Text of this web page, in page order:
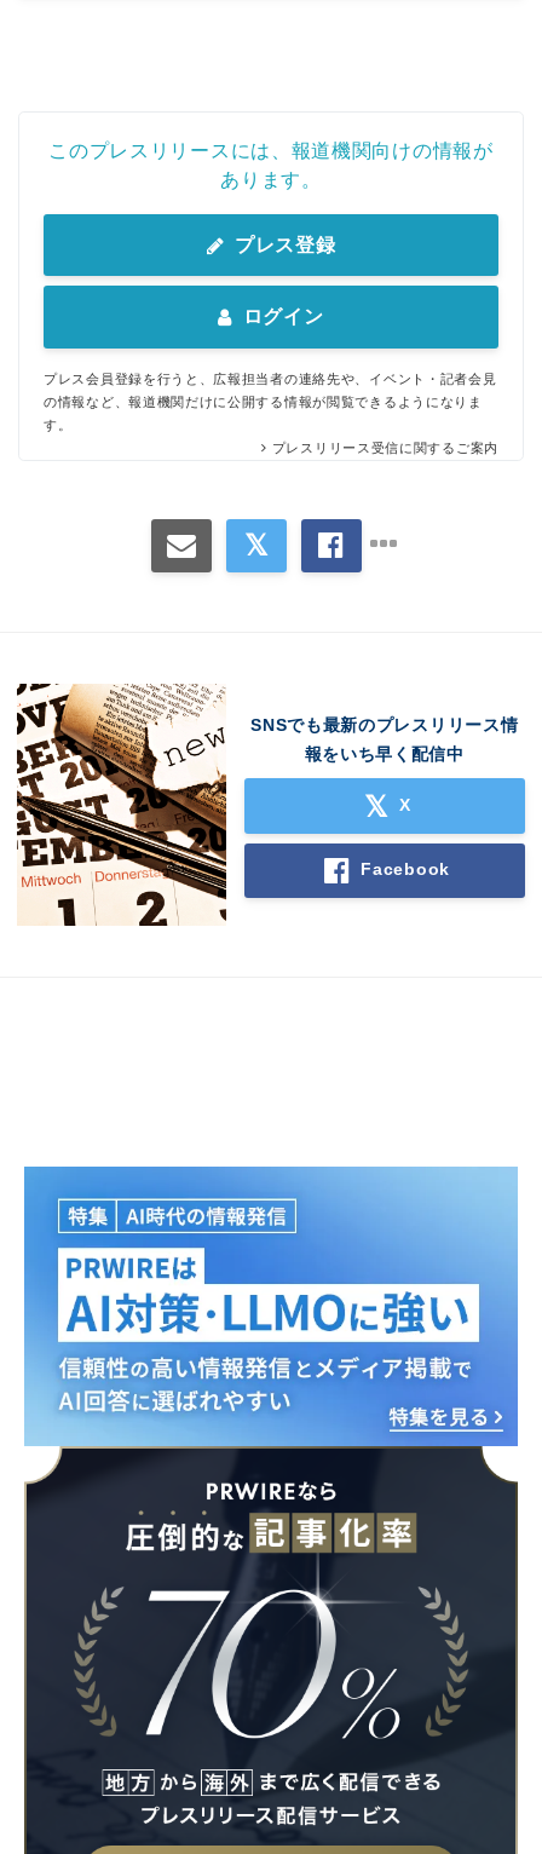
このプレスリリースには、報道機関向けの情報が
あります。
プレス登録
ログイン
プレス会員登録を行うと、広報担当者の連絡先や、イベント・記者会見
の情報など、報道機関だけに公開する情報が閲覧できるようになりま
す。
プレスリリース受信に関するご案内
SNSでも最新のプレスリリース情
報をいち早く配信中
X
Facebook
Japanese
English